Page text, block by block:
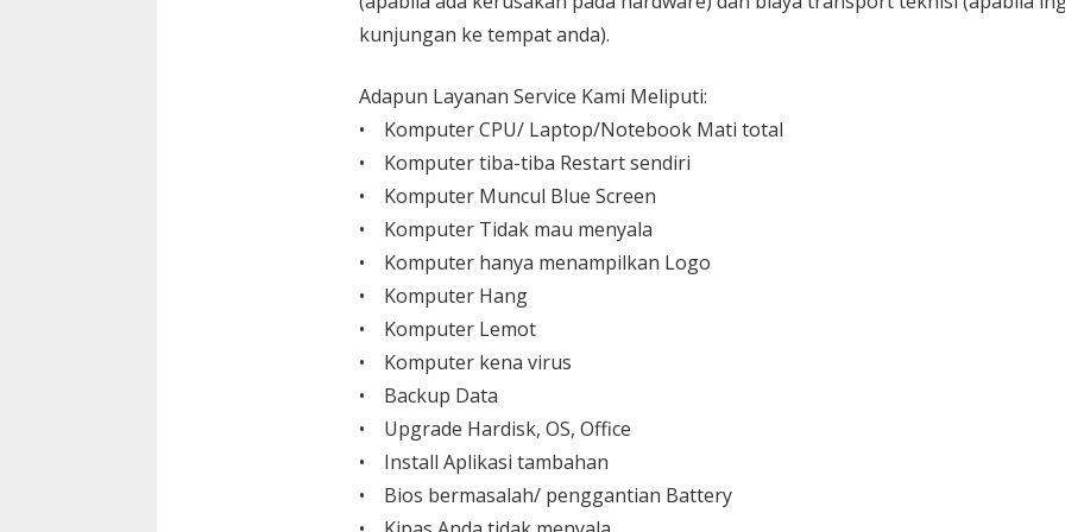
kunjungan ke tempat anda).
Adapun Layanan Service Kami Meliputi:
• Komputer CPU/ Laptop/Notebook Mati total
• Komputer tiba-tiba Restart sendiri
• Komputer Muncul Blue Screen
• Komputer Tidak mau menyala
• Komputer hanya menampilkan Logo
• Komputer Hang
• Komputer Lemot
• Komputer kena virus
• Backup Data
• Upgrade Hardisk, OS, Office
• Install Aplikasi tambahan
• Bios bermasalah/ penggantian Battery